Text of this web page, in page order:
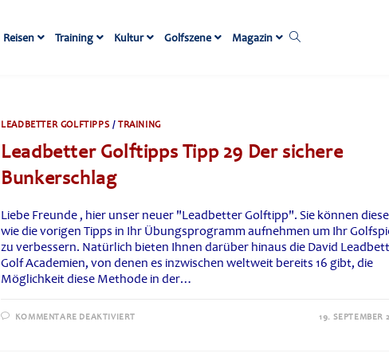
Reisen Training Kultur Golfszene Magazin
Website-
LEADBETTER GOLFTIPPS /TRAINING
Leadbetter Golftipps Tipp 29 Der sichere
Bunkerschlag
Liebe Freunde , hier unser neuer "Leadbetter Golftipp". Sie können
wie die vorigen Tipps in Ihr Übungsprogramm aufnehmen um Ihr
zu verbessern. Natürlich bieten Ihnen darüber hinaus die David
Golf Academien, von denen es inzwischen weltweit bereits 16 gibt, die
Möglichkeit diese Methode in der…
KOMMENTARE DEAKTIVIERT 19. SEPTEMBER